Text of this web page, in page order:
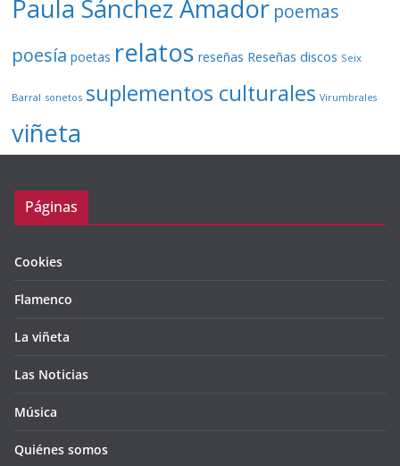
Paula Sánchez Amador poemas
poesía poetas relatos reseñas Reseñas discos Seix
Barral sonetos suplementos culturales Virumbrales
viñeta
Páginas
Cookies
Flamenco
La viñeta
Las Noticias
Música
Quiénes somos